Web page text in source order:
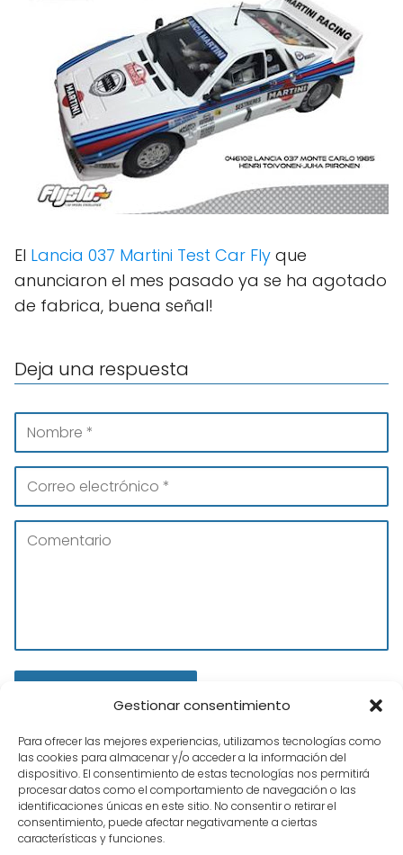
Gestionar consentimiento
Para ofrecer las mejores experiencias, utilizamos tecnologías como
las cookies para almacenar y/o acceder a la información del
dispositivo. El consentimiento de estas tecnologías nos permitirá
procesar datos como el comportamiento de navegación o las
identificaciones únicas en este sitio. No consentir o retirar el
consentimiento, puede afectar negativamente a ciertas
características y funciones.
El Lancia 037 Martini Test Car Fly que
anunciaron el mes pasado ya se ha agotado
de fabrica, buena señal!
Deja una respuesta